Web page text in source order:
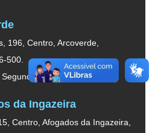
196, Centro, Arcoverde,
500.
à Sexta: 08h – 16h
da Ingazeira
Centro, Afogados da Ingazeira,